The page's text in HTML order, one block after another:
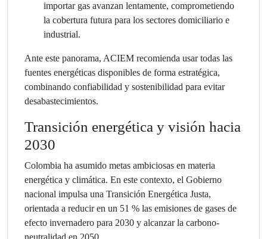
importar gas avanzan lentamente, comprometiendo
la cobertura futura para los sectores domiciliario e
industrial.
Ante este panorama, ACIEM recomienda usar todas las
fuentes energéticas disponibles de forma estratégica,
combinando confiabilidad y sostenibilidad para evitar
desabastecimientos.
Transición energética y visión hacia
2030
Colombia ha asumido metas ambiciosas en materia
energética y climática. En este contexto, el Gobierno
nacional impulsa una Transición Energética Justa,
orientada a reducir en un 51 % las emisiones de gases de
efecto invernadero para 2030 y alcanzar la carbono-
neutralidad en 2050.